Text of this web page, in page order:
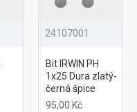
24107001
Bit IRWIN PH
1x25 Dura zlatý-
černá špice
95,00 Kč